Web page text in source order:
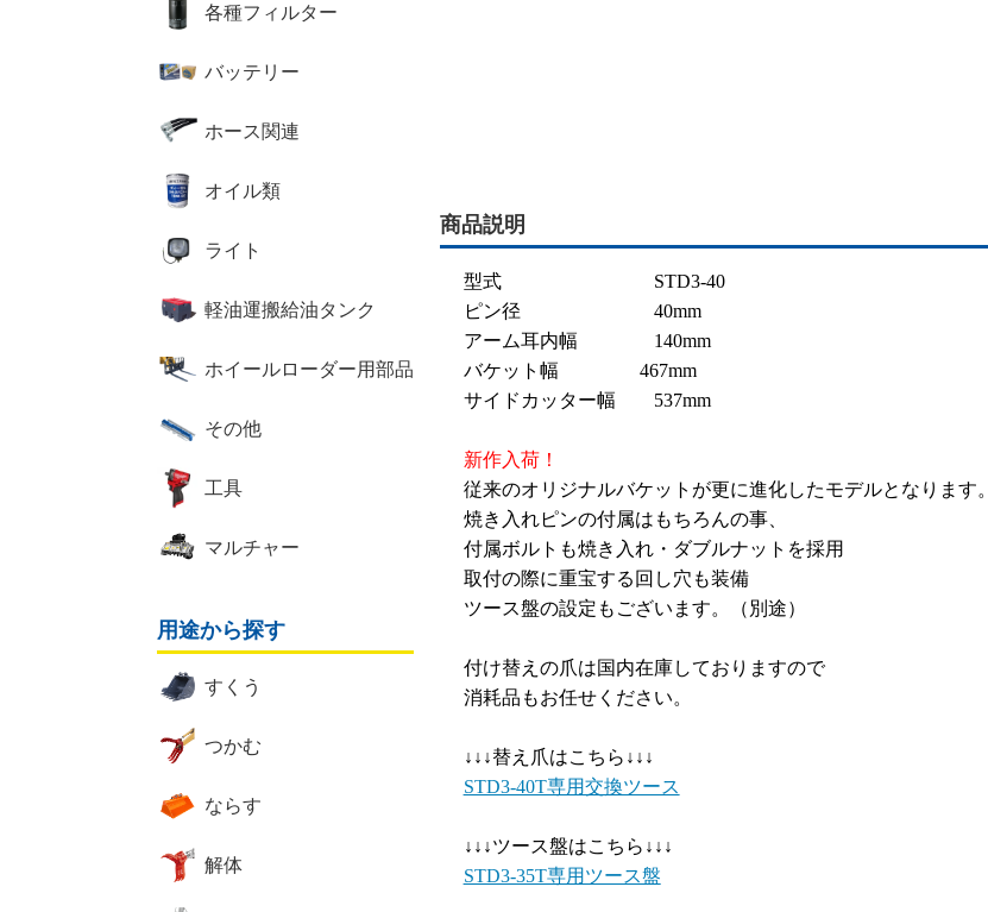
各種フィルター
バッテリー
ホース関連
オイル類
ライト
軽油運搬給油タンク
ホイールローダー用部品
その他
工具
マルチャー
用途から探す
すくう
つかむ
ならす
解体
商品説明
型式 STD3-40
ピン径 40mm
アーム耳内幅 140mm
バケット幅 467mm
サイドカッター幅 537mm
新作入荷！
従来のオリジナルバケットが更に進化したモデルとなります。
焼き入れピンの付属はもちろんの事、
付属ボルトも焼き入れ・ダブルナットを採用
取付の際に重宝する回し穴も装備
ツース盤の設定もございます。（別途）
付け替えの爪は国内在庫しておりますので
消耗品もお任せください。
↓↓↓替え爪はこちら↓↓↓
STD3-40T専用交換ツース
↓↓↓ツース盤はこちら↓↓↓
STD3-35T専用ツース盤